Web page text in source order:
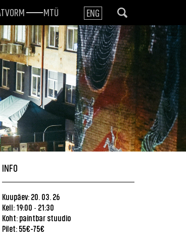
MTÜ ENG
INFO
Kuupäev: 20. 03. 26
Kell: 19:00 - 21:30
Koht: paintbar stuudio
Pilet: 55€-75€